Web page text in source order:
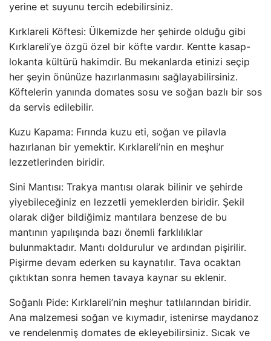
yerine et suyunu tercih edebilirsiniz.
Kırklareli Köftesi: Ülkemizde her şehirde olduğu gibi
Kırklareli’ye özgü özel bir köfte vardır. Kentte kasap-
lokanta kültürü hakimdir. Bu mekanlarda etinizi seçip
her şeyin önünüze hazırlanmasını sağlayabilirsiniz.
Köftelerin yanında domates sosu ve soğan bazlı bir sos
da servis edilebilir.
Kuzu Kapama: Fırında kuzu eti, soğan ve pilavla
hazırlanan bir yemektir. Kırklareli’nin en meşhur
lezzetlerinden biridir.
Sini Mantısı: Trakya mantısı olarak bilinir ve şehirde
yiyebileceğiniz en lezzetli yemeklerden biridir. Şekil
olarak diğer bildiğimiz mantılara benzese de bu
mantının yapılışında bazı önemli farklılıklar
bulunmaktadır. Mantı doldurulur ve ardından pişirilir.
Pişirme devam ederken su kaynatılır. Tava ocaktan
çıktıktan sonra hemen tavaya kaynar su eklenir.
Soğanlı Pide: Kırklareli’nin meşhur tatlılarından biridir.
Ana malzemesi soğan ve kıymadır, istenirse maydanoz
ve rendelenmiş domates de ekleyebilirsiniz. Sıcak ve